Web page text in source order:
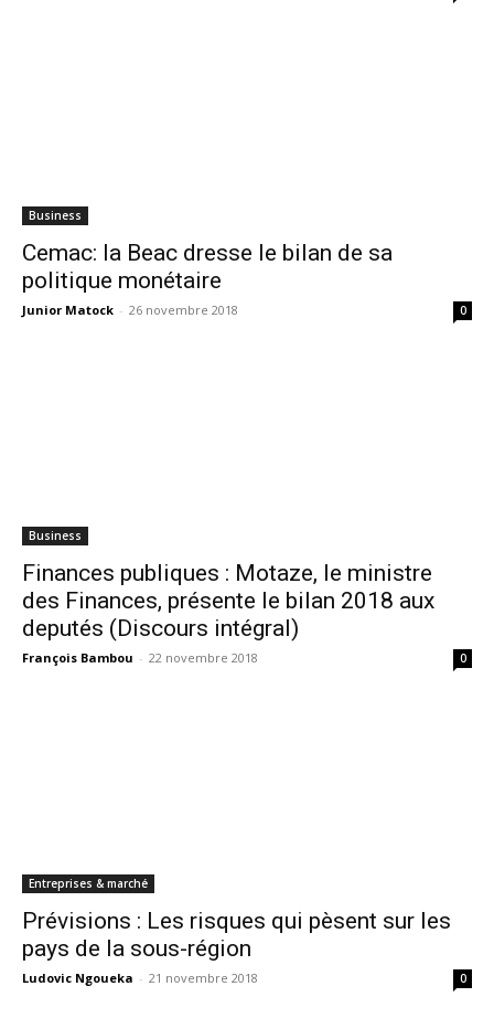
Business
Cemac: la Beac dresse le bilan de sa
politique monétaire
Junior Matock - 26 novembre 2018 0
Business
Finances publiques : Motaze, le ministre
des Finances, présente le bilan 2018 aux
deputés (Discours intégral)
François Bambou - 22 novembre 2018 0
Entreprises & marché
Prévisions : Les risques qui pèsent sur les
pays de la sous-région
Ludovic Ngoueka - 21 novembre 2018 0